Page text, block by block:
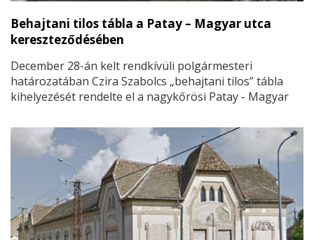
Behajtani tilos tábla a Patay – Magyar utca
kereszteződésében
December 28-án kelt rendkívüli polgármesteri
határozatában Czira Szabolcs „behajtani tilos” tábla
kihelyezését rendelte el a nagykőrösi Patay - Magyar
iskolaépület elé.